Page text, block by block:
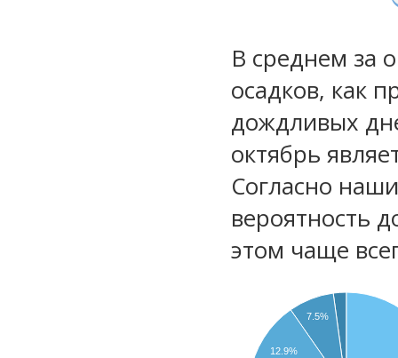
В среднем за
осадков, как
дождливых
октябрь
Согласно
вероятность
этом чаще
7.5%
12.9%